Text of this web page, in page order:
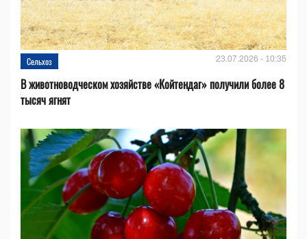
Сельхоз 23.07.2026 - 10:35
В животноводческом хозяйстве «Койтендаг» получили более 8
тысяч ягнят